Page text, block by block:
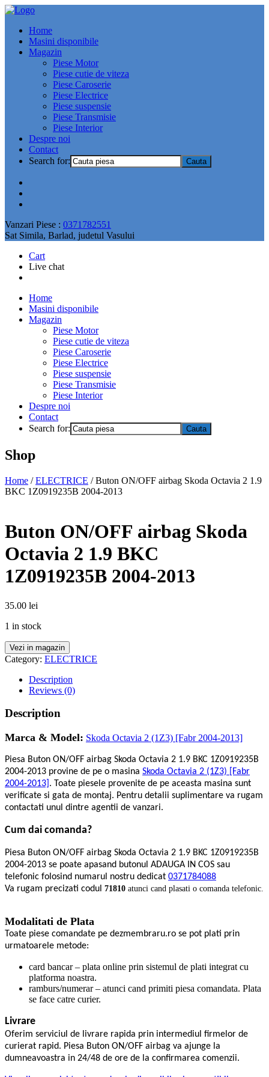
Home
Masini disponibile
Magazin
Piese Motor
Piese cutie de viteza
Piese Caroserie
Piese Electrice
Piese suspensie
Piese Transmisie
Piese Interior
Despre noi
Contact
Search for:
Vanzari Piese : 0371782551
Sat Simila, Barlad, judetul Vasului
Cart
Live chat
Home
Masini disponibile
Magazin
Piese Motor
Piese cutie de viteza
Piese Caroserie
Piese Electrice
Piese suspensie
Piese Transmisie
Piese Interior
Despre noi
Contact
Search for:
Shop
Home /ELECTRICE / Buton ON/OFF airbag Skoda Octavia 2 1.9
BKC 1Z0919235B 2004-2013
Buton ON/OFF airbag Skoda
Octavia 2 1.9 BKC
1Z0919235B 2004-2013
35.00 lei
1 in stock
Vezi in magazin
Category: ELECTRICE
Description
Reviews (0)
Description
Marca & Model: Skoda Octavia 2 (1Z3) [Fabr 2004-2013]
Piesa Buton ON/OFF airbag Skoda Octavia 2 1.9 BKC 1Z0919235B
2004-2013 provine de pe o masina Skoda Octavia 2 (1Z3) [Fabr
2004-2013] . Toate piesele provenite de pe aceasta masina sunt
verificate si gata de montaj. Pentru detalii suplimentare va rugam
contactati unul dintre agentii de vanzari.
Cum dai comanda?
Piesa Buton ON/OFF airbag Skoda Octavia 2 1.9 BKC 1Z0919235B
2004-2013 se poate apasand butonul ADAUGA IN COS sau
telefonic folosind numarul nostru dedicat 0371784088
Va rugam precizati codul 71810 atunci cand plasati o comanda telefonic.
Modalitati de Plata
Toate piese comandate pe dezmembraru.ro se pot plati prin
urmatoarele metode:
card bancar – plata online prin sistemul de plati integrat cu
platforma noastra.
ramburs/numerar – atunci cand primiti piesa comandata. Plata
se face catre curier.
Livrare
Oferim serviciul de livrare rapida prin intermediul firmelor de
curierat rapid. Piesa Buton ON/OFF airbag va ajunge la
dumneavoastra in 24/48 de ore de la confirmarea comenzii.